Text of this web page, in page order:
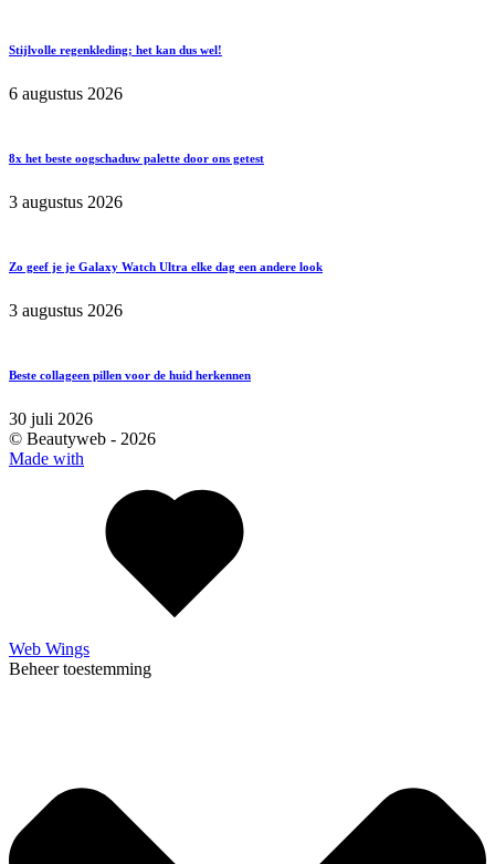
Stijlvolle regenkleding; het kan dus wel!
6 augustus 2026
8x het beste oogschaduw palette door ons getest
3 augustus 2026
Zo geef je je Galaxy Watch Ultra elke dag een andere look
3 augustus 2026
Beste collageen pillen voor de huid herkennen
30 juli 2026
© Beautyweb - 2026
Made with
Web Wings
Beheer toestemming